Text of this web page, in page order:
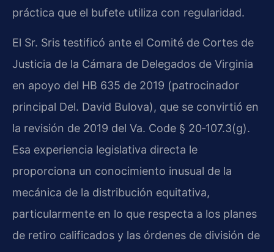
práctica que el bufete utiliza con regularidad.
El Sr. Sris testificó ante el Comité de Cortes de
Justicia de la Cámara de Delegados de Virginia
en apoyo del HB 635 de 2019 (patrocinador
principal Del. David Bulova), que se convirtió en
la revisión de 2019 del Va. Code § 20‑107.3(g).
Esa experiencia legislativa directa le
proporciona un conocimiento inusual de la
mecánica de la distribución equitativa,
particularmente en lo que respecta a los planes
de retiro calificados y las órdenes de división de